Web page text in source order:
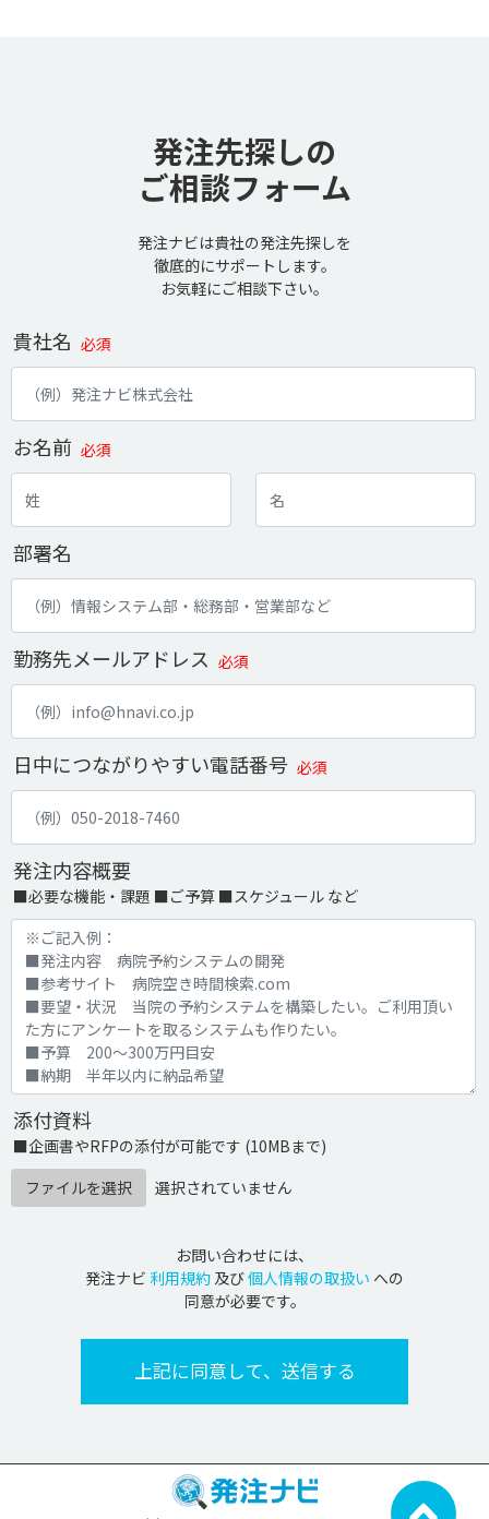
発注先探しの
ご相談フォーム
発注ナビは貴社の発注先探しを
徹底的にサポートします。
お気軽にご相談下さい。
貴社名 必須
お名前 必須
部署名
勤務先メールアドレス 必須
日中につながりやすい電話番号 必須
発注内容概要
■必要な機能・課題 ■ご予算 ■スケジュール など
添付資料
■企画書やRFPの添付が可能です (10MBまで)
ファイルを選択
選択されていません
お問い合わせには、
発注ナビ 利用規約 及び個人情報の取扱い への
同意が必要です。